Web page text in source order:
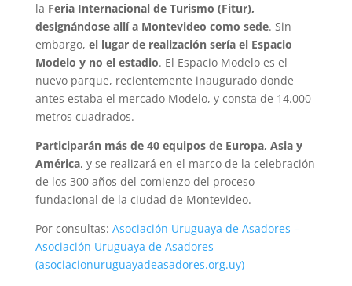
la Feria Internacional de Turismo (Fitur),
designándose allí a Montevideo como sede. Sin
embargo, el lugar de realización sería el Espacio
Modelo y no el estadio. El Espacio Modelo es el
nuevo parque, recientemente inaugurado donde
antes estaba el mercado Modelo, y consta de 14.000
metros cuadrados.
Participarán más de 40 equipos de Europa, Asia y
América, y se realizará en el marco de la celebración
de los 300 años del comienzo del proceso
fundacional de la ciudad de Montevideo.
Por consultas: Asociación Uruguaya de Asadores –
Asociación Uruguaya de Asadores
(asociacionuruguayadeasadores.org.uy)